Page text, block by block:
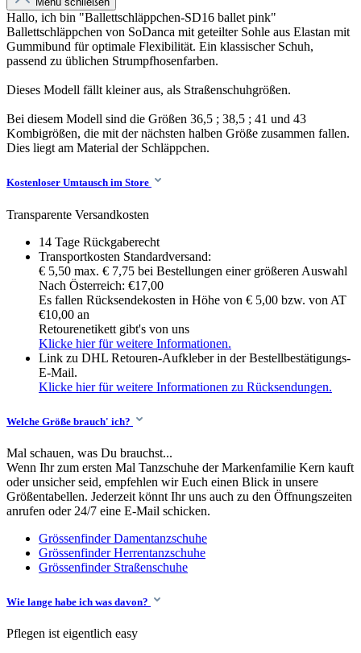
Hallo, ich bin "Ballettschläppchen-SD16 ballet pink"
Ballettschläppchen von SoDanca mit geteilter Sohle aus Elastan mit
Gummibund für optimale Flexibilität. Ein klassischer Schuh,
passend zu üblichen Strumpfhosenfarben.
Dieses Modell fällt kleiner aus, als Straßenschuhgrößen.
Bei diesem Modell sind die Größen 36,5 ; 38,5 ; 41 und 43
Kombigrößen, die mit der nächsten halben Größe zusammen fallen.
Dies liegt am Material der Schläppchen.
Kostenloser Umtausch im Store
Transparente Versandkosten
14 Tage Rückgaberecht
Transportkosten Standardversand:
€ 5,50 max. € 7,75 bei Bestellungen einer größeren Auswahl
Nach Österreich: €17,00
Es fallen Rücksendekosten in Höhe von € 5,00 bzw. von AT
€10,00 an
Retourenetikett gibt's von uns
Klicke hier für weitere Informationen.
Link zu DHL Retouren-Aufkleber in der Bestellbestätigungs-
E-Mail.
Klicke hier für weitere Informationen zu Rücksendungen.
Welche Größe brauch' ich?
Mal schauen, was Du brauchst...
Wenn Ihr zum ersten Mal Tanzschuhe der Markenfamilie Kern kauft
oder unsicher seid, empfehlen wir Euch einen Blick in unsere
Größentabellen. Jederzeit könnt Ihr uns auch zu den Öffnungszeiten
anrufen oder 24/7 eine E-Mail schicken.
Grössenfinder Damentanzschuhe
Grössenfinder Herrentanzschuhe
Grössenfinder Straßenschuhe
Wie lange habe ich was davon?
Pflegen ist eigentlich easy